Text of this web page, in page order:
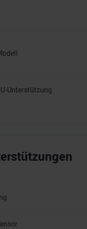
Unterstützung